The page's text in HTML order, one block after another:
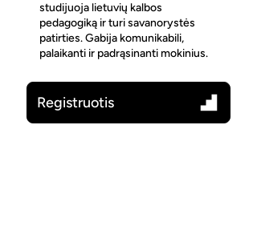
studijuoja lietuvių kalbos
pedagogiką ir turi savanorystės
patirties. Gabija komunikabili,
palaikanti ir padrąsinanti mokinius.
Registruotis